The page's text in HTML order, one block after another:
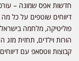
חדשות אפס שמונה –
דיווחים שוטפים על כל
פוליטיקה, מלחמה
הורות וילדים, תחזית מזג
קבוצות ווטסאפ עם